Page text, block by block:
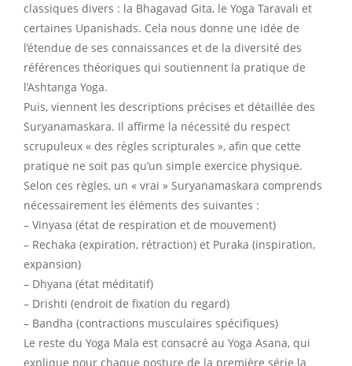
classiques divers : la Bhagavad Gita, le Yoga Taravali et
certaines Upanishads. Cela nous donne une idée de
l’étendue de ses connaissances et de la diversité des
références théoriques qui soutiennent la pratique de
l’Ashtanga Yoga.
Puis, viennent les descriptions précises et détaillée des
Suryanamaskara. Il affirme la nécessité du respect
scrupuleux « des règles scripturales », afin que cette
pratique ne soit pas qu’un simple exercice physique.
Selon ces règles, un « vrai » Suryanamaskara comprends
nécessairement les éléments des suivantes :
– Vinyasa (état de respiration et de mouvement)
– Rechaka (expiration, rétraction) et Puraka (inspiration,
expansion)
– Dhyana (état méditatif)
– Drishti (endroit de fixation du regard)
– Bandha (contractions musculaires spécifiques)
Le reste du Yoga Mala est consacré au Yoga Asana, qui
explique pour chaque posture de la première série la